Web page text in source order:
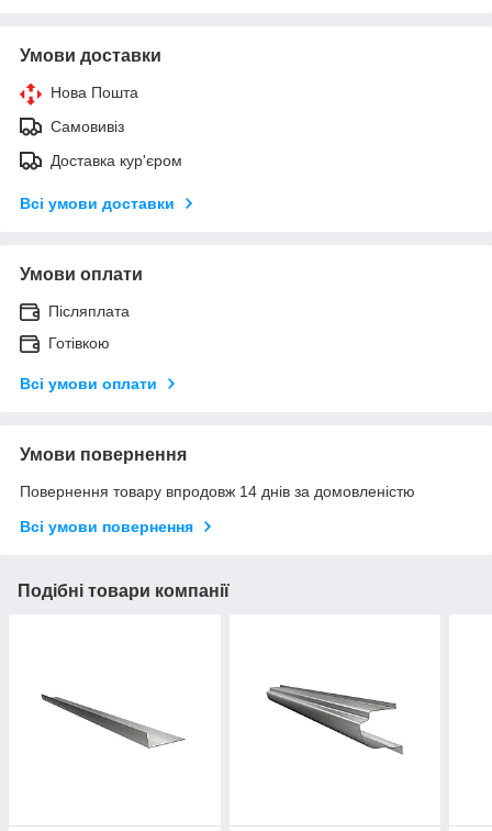
Умови доставки
Нова Пошта
Самовивіз
Доставка кур'єром
Всі умови доставки
Умови оплати
Післяплата
Готівкою
Всі умови оплати
Умови повернення
Повернення товару впродовж 14 днів за домовленістю
Всі умови повернення
Подібні товари компанії